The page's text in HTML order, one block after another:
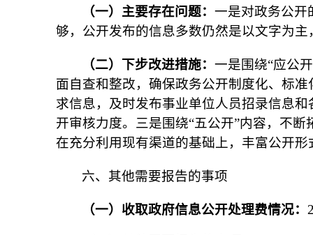
（一）主要存在问题：一是对政务公开
够，公开发布的信息多数仍然是以文字为
（二）下步改进措施：一是围绕“应公
面自查和整改，确保政务公开制度化、标
求信息，及时发布事业单位人员招录信息
开审核力度。三是围绕“五公开”内容，不
在充分利用现有渠道的基础上，丰富公开
六、其他需要报告的事项
（一）收取政府信息公开处理费情况：